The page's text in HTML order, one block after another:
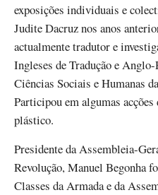
exposições individuais e
Judite Dacruz nos anos
actualmente tradutor e
Ingleses de Tradução e Anglo-
Ciências Sociais e Humanas
Participou em algumas
plástico.
Presidente da Assembleia-
Revolução, Manuel Begonha
Classes da Armada e da